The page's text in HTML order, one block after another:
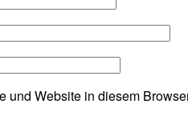
und Website in diesem